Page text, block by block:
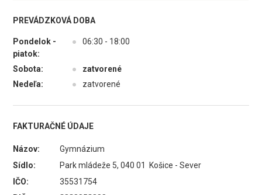
PREVÁDZKOVÁ DOBA
Pondelok -
piatok:
● 06:30 - 18:00
Sobota: ●
zatvorené
Nedeľa:
● zatvorené
FAKTURAČNÉ ÚDAJE
Názov:
Gymnázium
Sídlo:
Park mládeže 5, 040 01 Košice - Sever
IČO:
35531754